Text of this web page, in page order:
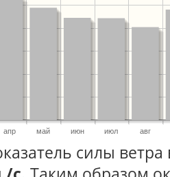
апр май июн июл авг
силы ветра